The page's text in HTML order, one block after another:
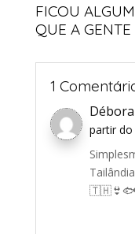
FICOU
QUE A
1
partir do